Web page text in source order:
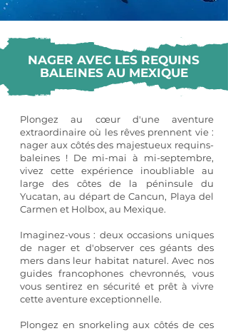
NAGER AVEC LES REQUINS
BALEINES AU MEXIQUE
Plongez au cœur d'une aventure
extraordinaire où les rêves prennent vie :
nager aux côtés des majestueux requins-
baleines ! De mi-mai à mi-septembre,
vivez cette expérience inoubliable au
large des côtes de la péninsule du
Yucatan, au départ de Cancun, Playa del
Carmen et Holbox, au Mexique.
Imaginez-vous : deux occasions uniques
de nager et d'observer ces géants des
mers dans leur habitat naturel. Avec nos
guides francophones chevronnés, vous
vous sentirez en sécurité et prêt à vivre
cette aventure exceptionnelle.
Plongez en snorkeling aux côtés de ces